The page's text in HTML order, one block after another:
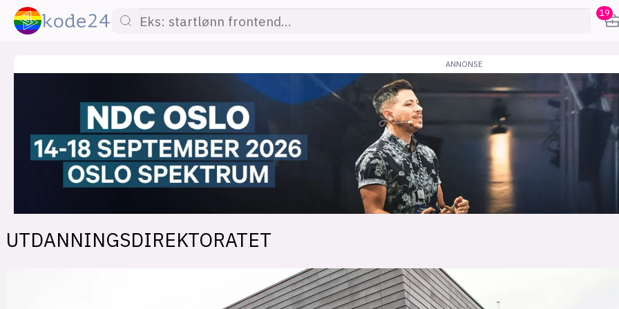
19
UTDANNINGSDIREKTORATET
lønn KI karriere
utdanning sikkerhet kontor frontend backend